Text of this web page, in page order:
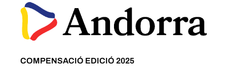
COMPENSACIÓ EDICIÓ 2025